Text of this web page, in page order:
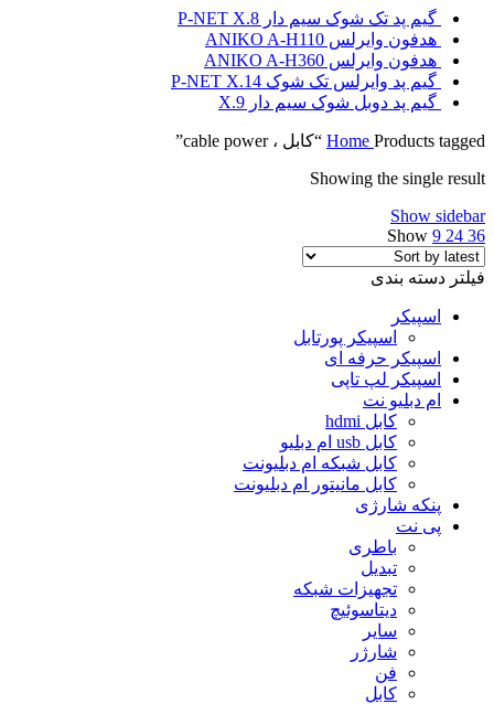
گیم پد تک شوک سیم دار P-NET X.8
هدفون وایرلس ANIKO A-H110
هدفون وایرلس ANIKO A-H360
گیم پد وایرلس تک شوک P-NET X.14
گیم پد دوبل شوک سیم دار X.9
Home Products tagged “کابل ، cable power”
Showing the single result
Show sidebar
Show 9 24 36
فیلتر دسته بندی
اسپیکر
اسپیکر پورتابل
اسپیکر حرفه ای
اسپیکر لپ تاپی
ام دبلیو نت
کابل hdmi
کابل usb ام دبلیو
کابل شبکه ام دبلیونت
کابل مانیتور ام دبلیونت
پنکه شارژی
پی نت
باطری
تبدیل
تجهیزات شبکه
دیتاسوئیچ
سایر
شارژر
فن
کابل